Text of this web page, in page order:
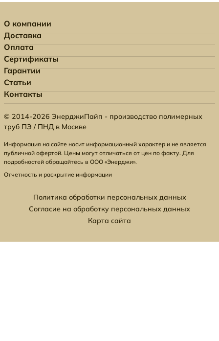
О компании
Доставка
Оплата
Сертификаты
Гарантии
Статьи
Контакты
© 2014-2026 ЭнерджиПайп - производство полимерных
труб ПЭ / ПНД в Москве
Информация на сайте носит информационный характер и не является
публичной офертой. Цены могут отличаться от цен по факту. Для
подробностей обращайтесь в ООО «Энерджи».
Отчетность и раскрытие информации
Политика обработки персональных данных
Согласие на обработку персональных данных
Карта сайта